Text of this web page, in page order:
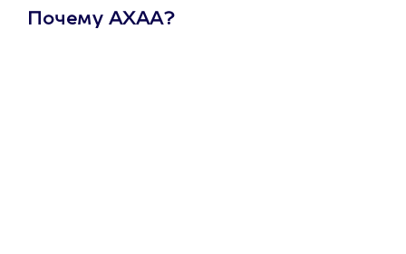
Почему АХАА?